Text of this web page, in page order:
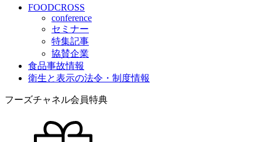
FOODCROSS
conference
セミナー
特集記事
協賛企業
食品事故情報
衛生と表示の法令・制度情報
フーズチャネル会員特典